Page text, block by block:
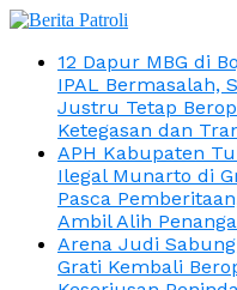
12 Dapur MBG di
IPAL Bermasalah,
Justru Tetap
Ketegasan dan
APH Kabupaten
Ilegal Munarto di
Pasca
Ambil Alih
Arena Judi
Grati Kembali